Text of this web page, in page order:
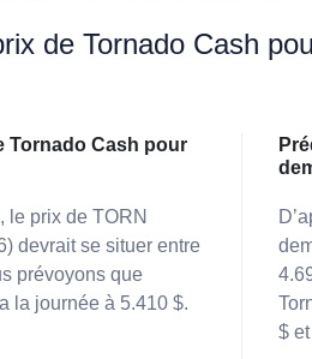
de Tornado Cash
Tornado Cash pour
le prix de TORN
devrait se situer entre
prévoyons que
la journée à 5.410 $.
$